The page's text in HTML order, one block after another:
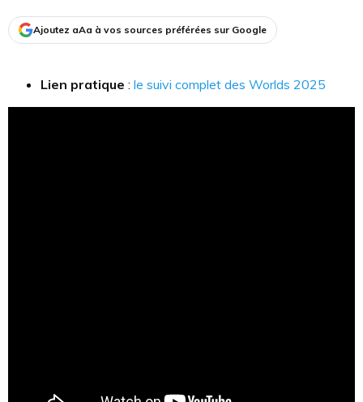
Ajoutez aAa à vos sources préférées sur Google
Lien pratique : le suivi complet des Worlds 2025